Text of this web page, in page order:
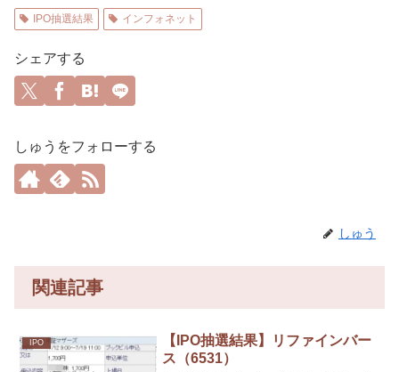
IPO抽選結果 インフォネット
シェアする
しゅうをフォローする
しゅう
関連記事
IPO
【IPO抽選結果】リファインバー
ス（6531）